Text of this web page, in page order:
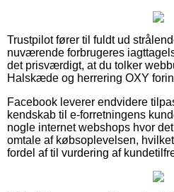
Trustpilot fører til fuldt ud
nuværende forbrugeres
det prisværdigt, at du tolker
Halskæde og herrering OXY
Facebook leverer endvidere
kendskab til e-forretningens
nogle internet webshops hvor
omtale af købsoplevelsen,
fordel af til vurdering af